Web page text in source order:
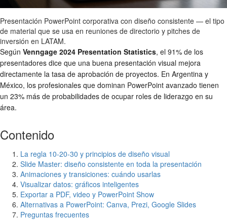
Presentación PowerPoint corporativa con diseño consistente — el tipo
de material que se usa en reuniones de directorio y pitches de
inversión en LATAM.
Según Venngage 2024 Presentation Statistics, el 91% de los
presentadores dice que una buena presentación visual mejora
directamente la tasa de aprobación de proyectos. En Argentina y
México, los profesionales que dominan PowerPoint avanzado tienen
un 23% más de probabilidades de ocupar roles de liderazgo en su
área.
Contenido
La regla 10-20-30 y principios de diseño visual
Slide Master: diseño consistente en toda la presentación
Animaciones y transiciones: cuándo usarlas
Visualizar datos: gráficos inteligentes
Exportar a PDF, video y PowerPoint Show
Alternativas a PowerPoint: Canva, Prezi, Google Slides
Preguntas frecuentes